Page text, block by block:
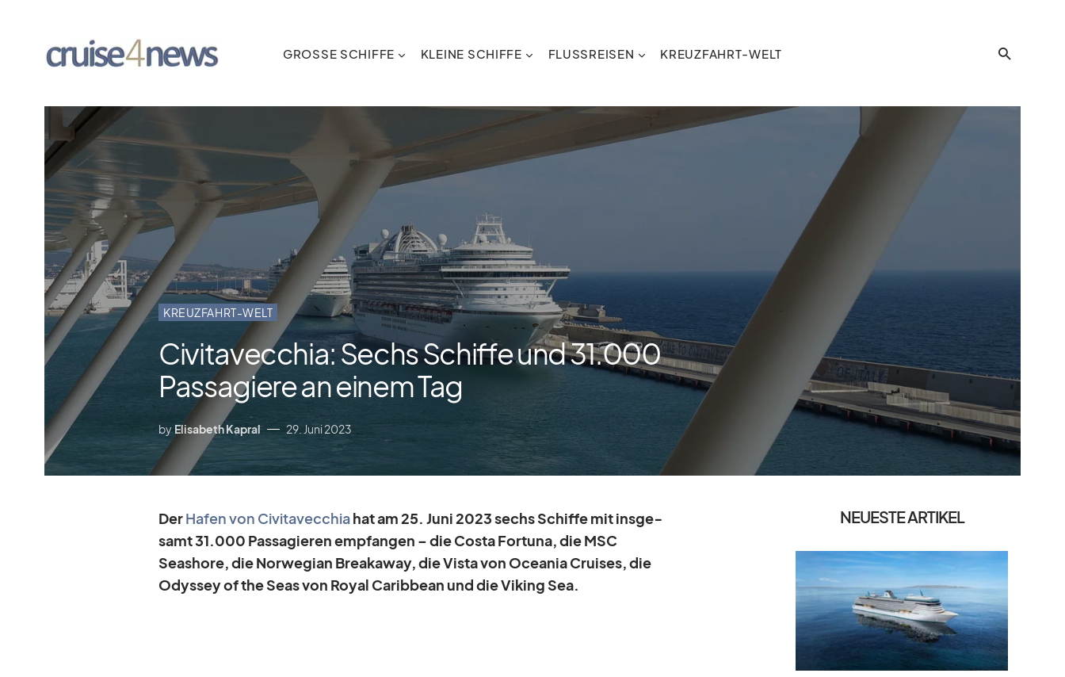
GROSSE SCHIFFE KLEINE SCHIFFE FLUSSREISEN KREUZFAHRT-WELT
KREUZFAHRT-WELT
Civitavecchia: Sechs Schiffe und 31.000
Passagiere an einem Tag
by Elisabeth Kapral 29. Juni 2023
DerHa­fen von Ci­vi­ta­vec­chiahat am 25. Juni 2023 sechs Schiffe mit ins­ge­
samt 31.000 Pas­sa­gie­ren emp­fan­gen – die Costa For­tuna, die MSC
Seashore, die Nor­we­gian Breaka­way, die Vista von Ocea­nia Crui­ses, die
Odys­sey of the Seas von Royal Ca­rib­bean und die Vi­king Sea.
NEUESTE ARTIKEL